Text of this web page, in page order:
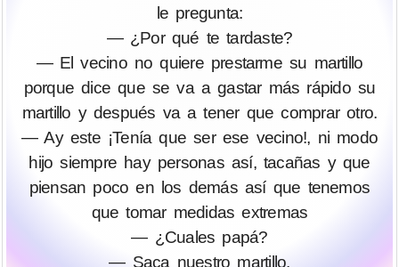
le pregunta:
— ¿Por qué te tardaste?
— El vecino no quiere prestarme su martillo
porque dice que se va a gastar más rápido su
martillo y después va a tener que comprar otro.
— Ay este ¡Tenía que ser ese vecino!, ni modo
hijo siempre hay personas así, tacañas y que
piensan poco en los demás así que tenemos
que tomar medidas extremas
— ¿Cuales papá?
— Saca nuestro martillo.